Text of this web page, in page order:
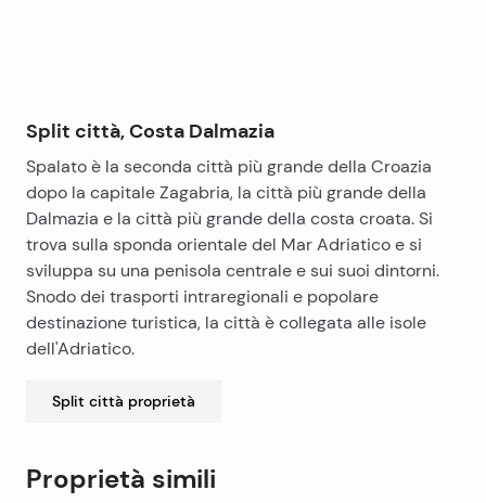
Split città, Costa Dalmazia
Spalato è la seconda città più grande della Croazia
dopo la capitale Zagabria, la città più grande della
Dalmazia e la città più grande della costa croata. Si
trova sulla sponda orientale del Mar Adriatico e si
sviluppa su una penisola centrale e sui suoi dintorni.
Snodo dei trasporti intraregionali e popolare
destinazione turistica, la città è collegata alle isole
dell'Adriatico.
Split città proprietà
Proprietà simili